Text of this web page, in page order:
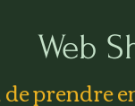
Web
prendre